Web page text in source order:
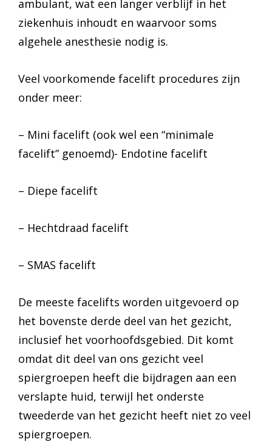
ambulant, wat een langer verblijf in het
ziekenhuis inhoudt en waarvoor soms
algehele anesthesie nodig is.
Veel voorkomende facelift procedures zijn
onder meer:
– Mini facelift (ook wel een “minimale
facelift” genoemd)- Endotine facelift
– Diepe facelift
– Hechtdraad facelift
– SMAS facelift
De meeste facelifts worden uitgevoerd op
het bovenste derde deel van het gezicht,
inclusief het voorhoofdsgebied. Dit komt
omdat dit deel van ons gezicht veel
spiergroepen heeft die bijdragen aan een
verslapte huid, terwijl het onderste
tweederde van het gezicht heeft niet zo veel
spiergroepen.